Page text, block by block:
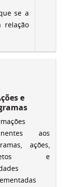
se a
relação
e
aos
ações,
e